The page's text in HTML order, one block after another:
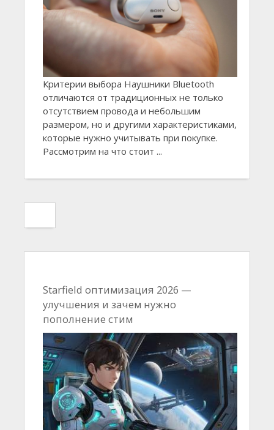
Критерии выбора Наушники Bluetooth
отличаются от традиционных не только
отсутствием провода и небольшим
размером, но и другими характеристиками,
которые нужно учитывать при покупке.
Рассмотрим на что стоит ...
Starfield оптимизация 2026 —
улучшения и зачем нужно
пополнение стим